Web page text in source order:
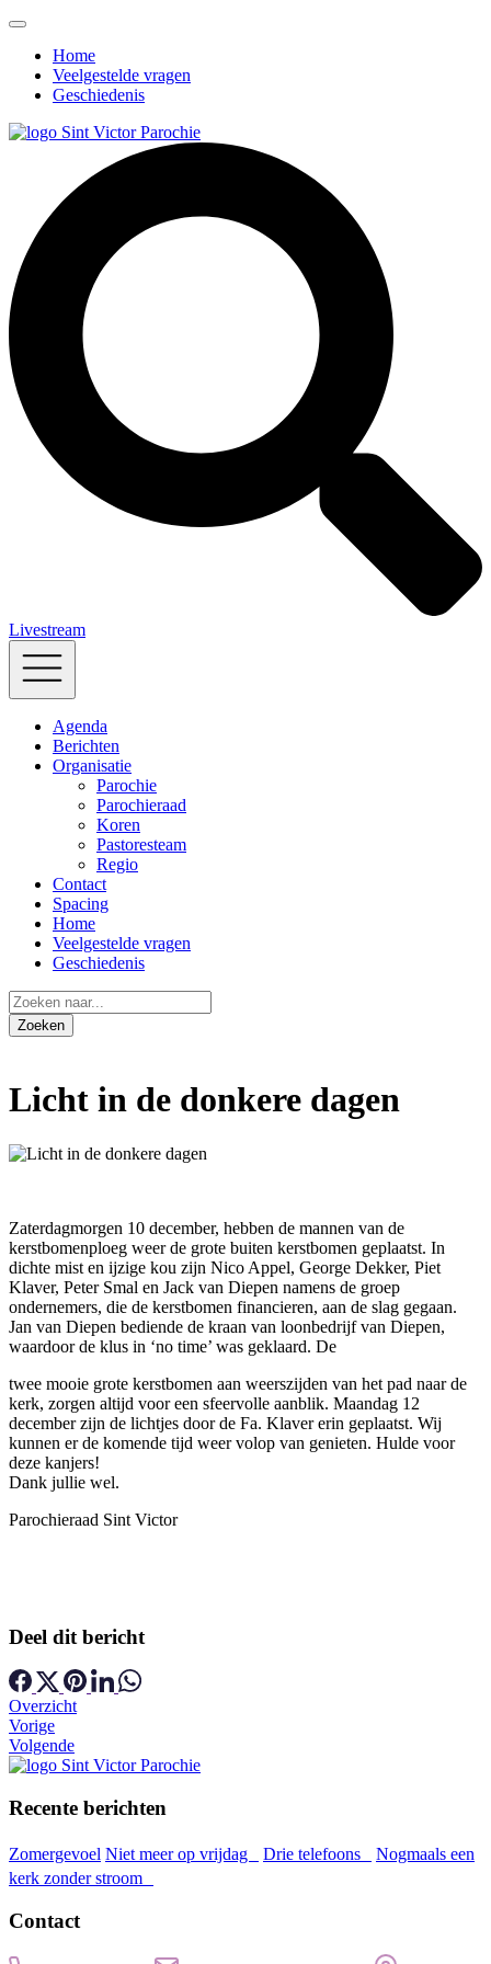
Home
Veelgestelde vragen
Geschiedenis
Livestream
Agenda
Berichten
Organisatie
Parochie
Parochieraad
Koren
Pastoresteam
Regio
Contact
Spacing
Home
Veelgestelde vragen
Geschiedenis
Licht in de donkere dagen
Zaterdagmorgen 10 december, hebben de mannen van de
kerstbomenploeg weer de grote buiten kerstbomen geplaatst. In
dichte mist en ijzige kou zijn Nico Appel, George Dekker, Piet
Klaver, Peter Smal en Jack van Diepen namens de groep
ondernemers, die de kerstbomen financieren, aan de slag gegaan.
Jan van Diepen bediende de kraan van loonbedrijf van Diepen,
waardoor de klus in ‘no time’ was geklaard. De
twee mooie grote kerstbomen aan weerszijden van het pad naar de
kerk, zorgen altijd voor een sfeervolle aanblik. Maandag 12
december zijn de lichtjes door de Fa. Klaver erin geplaatst. Wij
kunnen er de komende tijd weer volop van genieten. Hulde voor
deze kanjers!
Dank jullie wel.
Parochieraad Sint Victor
Deel dit bericht
Overzicht
Vorige
Volgende
Recente berichten
Zomergevoel Niet meer op vrijdag Drie telefoons
Nogmaals een
kerk zonder stroom
Contact